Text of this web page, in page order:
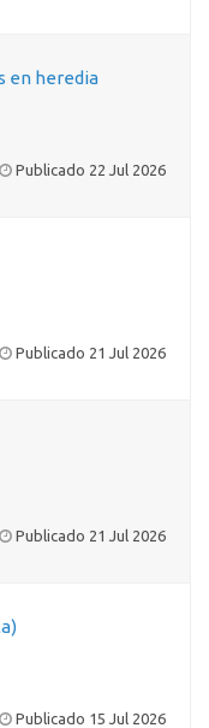
en heredia
Publicado 22 Jul 2026
Publicado 21 Jul 2026
Publicado 21 Jul 2026
Publicado 15 Jul 2026